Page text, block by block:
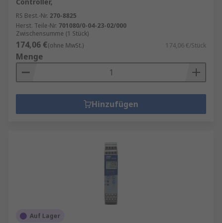
RS Best.-Nr. 270-8825
Herst. Teile-Nr. 701080/0-04-23-02/000
Zwischensumme (1 Stück)
174,06 €(ohne MwSt.) 174,06 €/Stück
Menge
Hinzufügen
Auf Lager